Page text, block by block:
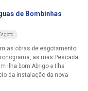
de Bombinhas
as obras de esgotamento
as ruas Pescada
Ilha bom Abrigo e Ilha
da instalação da nova